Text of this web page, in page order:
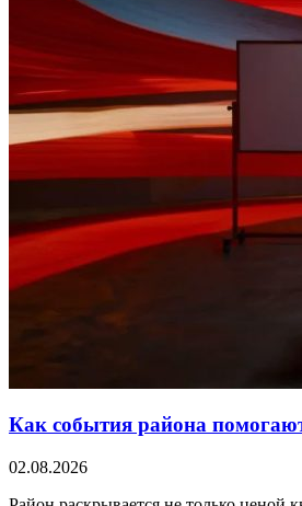
Как события района
02.08.2026